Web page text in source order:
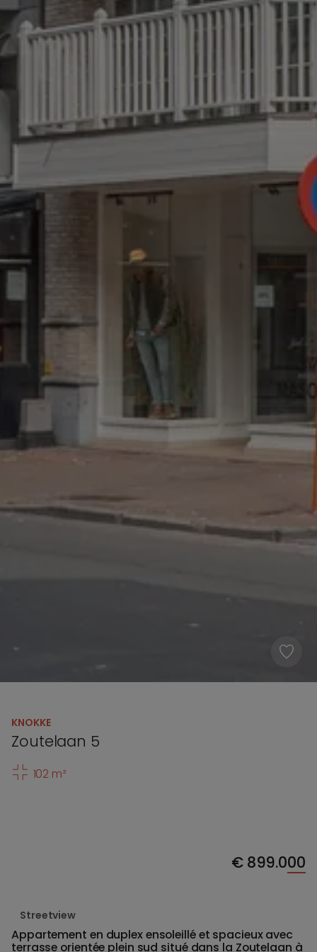
KNOKKE
Zoutelaan 5
102 m²
€899.000
Streetview
Appartement en duplex ensoleillé et spacieux avec
terrasse orientée plein sud situé dans la Zoutelaan à